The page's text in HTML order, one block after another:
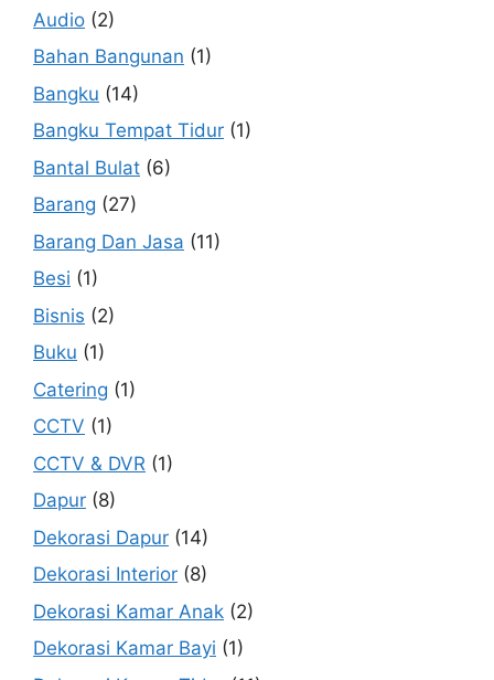
Audio (2)
Bahan Bangunan (1)
Bangku (14)
Bangku Tempat Tidur (1)
Bantal Bulat (6)
Barang (27)
Barang Dan Jasa (11)
Besi (1)
Bisnis (2)
Buku (1)
Catering (1)
CCTV (1)
CCTV & DVR (1)
Dapur (8)
Dekorasi Dapur (14)
Dekorasi Interior (8)
Dekorasi Kamar Anak (2)
Dekorasi Kamar Bayi (1)